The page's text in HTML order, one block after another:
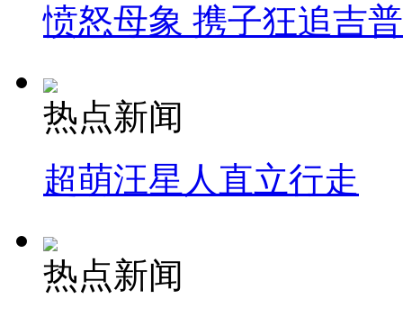
愤怒母象 携子狂追吉
热点新闻
超萌汪星人直立行走
热点新闻